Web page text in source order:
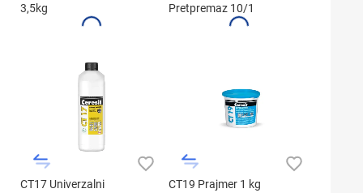
3,5kg
Pretpremaz 10/1
CT17 Univerzalni
CT19 Prajmer 1 kg